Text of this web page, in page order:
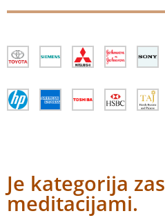
Je kategorija
meditacijami.